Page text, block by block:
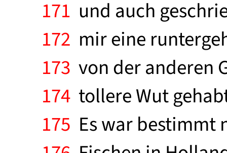
171 und auch
172 mir eine
173 von der anderen
174 tollere Wut
175 Es war bestimmt